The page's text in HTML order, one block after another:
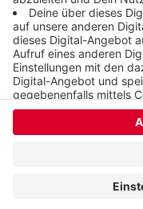
Anzeige